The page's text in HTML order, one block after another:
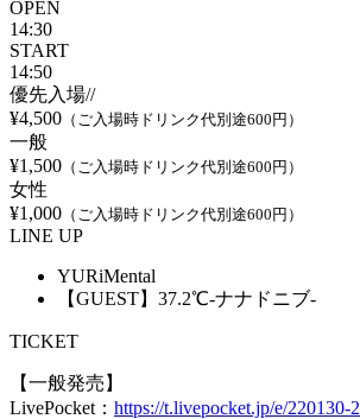
OPEN
14:30
START
14:50
優先入場//
¥4,500 （ご入場時ドリンク代別途600円）
一般
¥1,500 （ご入場時ドリンク代別途600円）
女性
¥1,000 （ご入場時ドリンク代別途600円）
LINE UP
YURiMental
【GUEST】37.2℃-ナナドニブ-
TICKET
【一般発売】
LivePocket： https://t.livepocket.jp/e/220130-2